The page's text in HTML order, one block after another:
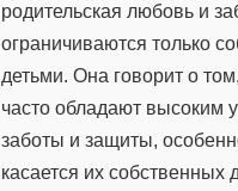
родительская любовь и
ограничиваются только
детьми. Она говорит о
часто обладают высоким
заботы и защиты,
касается их собственных